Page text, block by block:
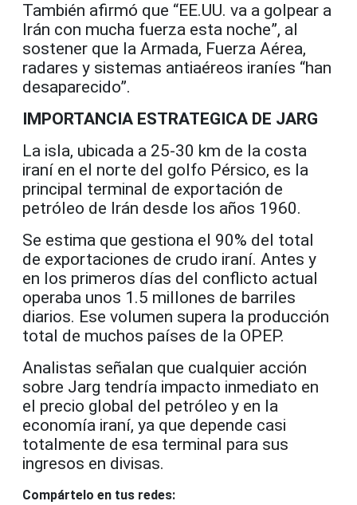
También afirmó que “EE.UU. va a golpear a
Irán con mucha fuerza esta noche”, al
sostener que la Armada, Fuerza Aérea,
radares y sistemas antiaéreos iraníes “han
desaparecido”.
IMPORTANCIA ESTRATEGICA DE JARG
La isla, ubicada a 25-30 km de la costa
iraní en el norte del golfo Pérsico, es la
principal terminal de exportación de
petróleo de Irán desde los años 1960.
Se estima que gestiona el 90% del total
de exportaciones de crudo iraní. Antes y
en los primeros días del conflicto actual
operaba unos 1.5 millones de barriles
diarios. Ese volumen supera la producción
total de muchos países de la OPEP.
Analistas señalan que cualquier acción
sobre Jarg tendría impacto inmediato en
el precio global del petróleo y en la
economía iraní, ya que depende casi
totalmente de esa terminal para sus
ingresos en divisas.
Compártelo en tus redes: